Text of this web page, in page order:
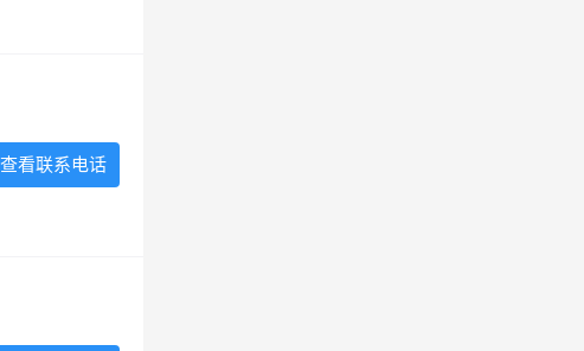
查看联系电话